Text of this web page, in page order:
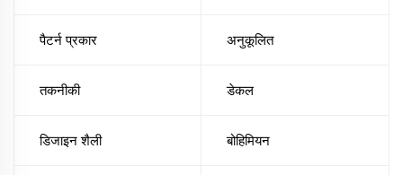
पैटर्न प्रकार अनुकूलित
तकनीकी डेकल
डिजाइन शैली बोहिमियन